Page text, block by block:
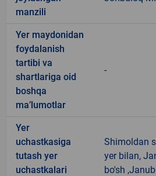
manzili
Yer maydonidan
foydalanish
tartibi va
shartlariga oid
boshqa
ma’lumotlar
-
Yer
uchastkasiga
tutash yer
uchastkalari
Shimoldan
yer bilan,
bo'sh